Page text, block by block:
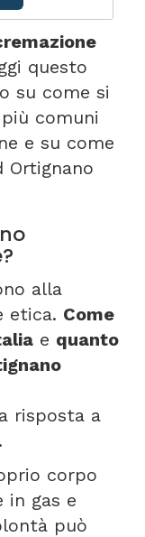
questo
su come si
comuni
e su come
Ortignano
alla
etica. Come
e quanto
risposta a
corpo
in gas e
può